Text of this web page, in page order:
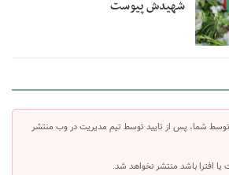
شهیدش پیوست
شما، پس از تایید توسط تیم مدیریت در وب منتشر
افترا باشد منتشر نخواهد شد.